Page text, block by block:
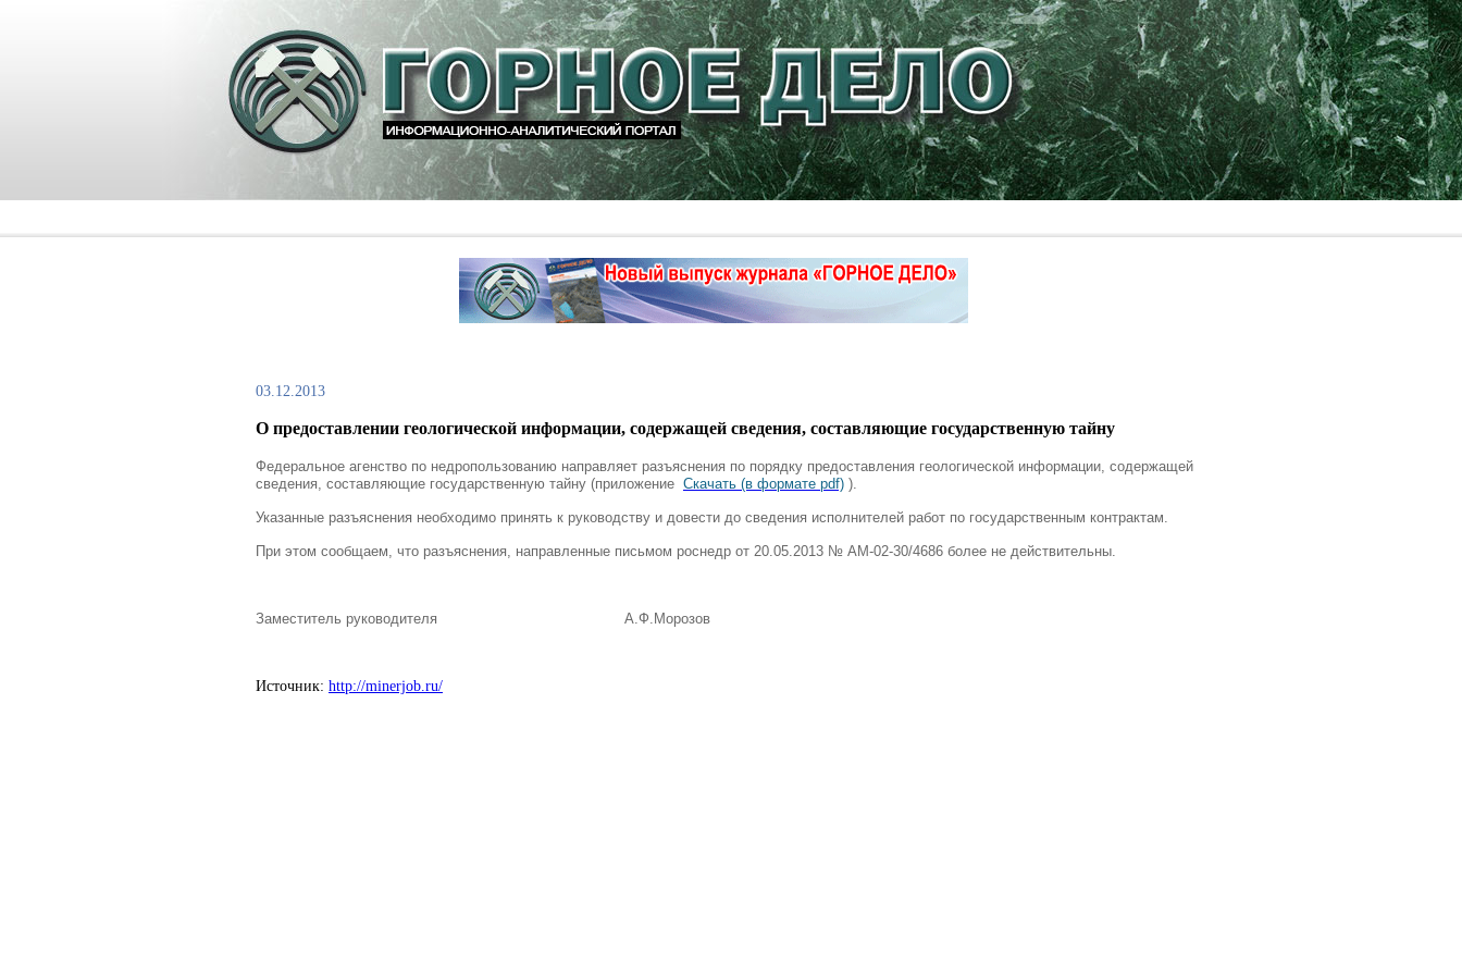
03.12.2013
О предоставлении геологической информации, содержащей сведения, составляющие государственную тайну
Федеральное агенство по недропользованию направляет разъяснения по порядку предоставления геологической информации, содержащей
сведения, составляющие государственную тайну (приложение Скачать (в формате pdf) ).
Указанные разъяснения необходимо принять к руководству и довести до сведения исполнителей работ по государственным контрактам.
При этом сообщаем, что разъяснения, направленные письмом роснедр от 20.05.2013 № АМ-02-30/4686 более не действительны.
Заместитель руководителя А.Ф.Морозов
Источник: http://minerjob.ru/